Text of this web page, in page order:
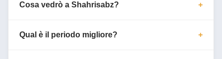
Cosa vedrò a Shahrisabz?
Qual è il periodo migliore?